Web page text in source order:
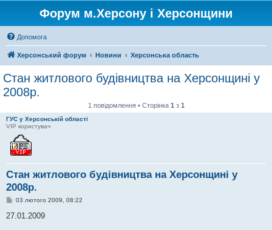
Форум м.Херсону і Херсонщини
Допомога
Херсонський форум Новини Херсонська область
Стан житлового будівництва на Херсонщині у
2008р.
1 повідомлення • Сторінка 1 з 1
ГУС у Херсонській області
VIP користувач
Стан житлового будівництва на Херсонщині у
2008р.
П
в
03 лютого 2009, 08:22
27.01.2009